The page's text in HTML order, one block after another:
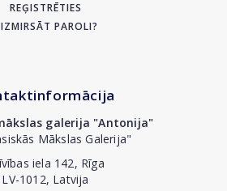
REĢISTRĒTIES
PAROLI?
galerija "Antonija"
Mākslas Galerija"
iela 142, Rīga
LV-1012, Latvija